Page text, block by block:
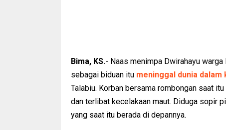
Bima, KS.- Naas menimpa Dwirahayu
sebagai biduan itu meninggal dunia dalam
Talabiu. Korban bersama rombongan saat
dan terlibat kecelakaan maut. Diduga sopir
yang saat itu berada di depannya.